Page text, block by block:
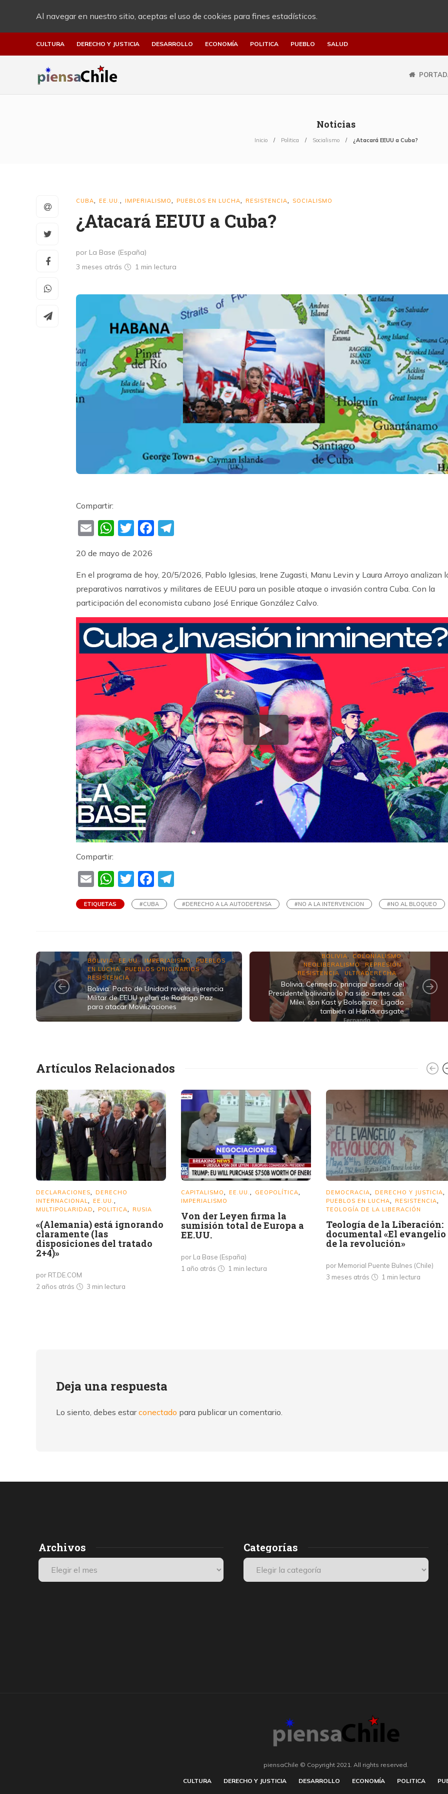
Al navegar en nuestro sitio, aceptas el uso de cookies para fines estadísticos.
CULTURA DERECHO Y JUSTICIA DESARROLLO ECONOMÍA POLITICA PUEBLO SALUD
Noticias
Inicio Politica Socialismo ¿Atacará EEUU a Cuba?
CUBA EE.UU. IMPERIALISMO PUEBLOS EN LUCHA RESISTENCIA SOCIALISMO
¿Atacará EEUU a Cuba?
por La Base (España)
3 meses atrás
1 min lectura
Compartir:
EmailWhatsApp
TwitterFacebook
20 de mayo de 2026
En el programa de hoy, 20/5/2026, Pablo Iglesias, Irene Zugasti, Manu Levin y Laura Arroyo analizan
preparativos narrativos y militares de EEUU para un posible ataque o invasión contra Cuba. Con la
participación del economista cubano José Enrique González Calvo.
Compartir:
EmailWhatsApp
TwitterFacebook
ETIQUETAS #CUBA #DERECHO A LA AUTODEFENSA #NO A LA INTERVENCION #NO AL BLOQUEO
BOLIVIA,EE.UU., IMPERIALISMO,PUEBLOS
EN LUCHA,PUEBLOS ORIGINARIOS,
RESISTENCIA...
Bolivia: Pacto de Unidad revela injerencia
Militar de EEUU y plan de Rodrigo Paz
para atacar Movilizaciones
BOLIVIA, COLONIALISMO,
NEOLIBERALISMO,REPRESIÓN,
RESISTENCIA, ULTRADERECHA...
Bolivia: Cerimedo, principal asesor del
Presidente boliviano lo ha sido antes con
Milei, con Kast y Bolsonaro. Ligado
también al Hondurasgate
Artículos Relacionados
DECLARACIONES
DERECHO
INTERNACIONAL
EE.UU.
MULTIPOLARIDAD POLITICA RUSIA
«(Alemania) está ignorando
claramente (las
disposiciones del tratado
2+4)»
por RT.DE.COM
2 años atrás
3 min lectura
CAPITALISMO EE.UU. GEOPOLÍTICA
IMPERIALISMO
Von der Leyen firma la
sumisión total de Europa a
EE.UU.
por La Base (España)
1 año atrás
1 min lectura
DEMOCRACIA DERECHO Y JUSTICIA
PUEBLOS EN LUCHA RESISTENCIA
TEOLOGÍA DE LA LIBERACIÓN
Teología de la Liberación:
documental «El evangelio
de la revolución»
por Memorial Puente Bulnes (Chile)
3 meses atrás
1 min lectura
Deja una respuesta
Lo siento, debes estarconectado para publicar un comentario.
Archivos Categorías
piensaChile © Copyright 2021. All rights reserved.
CULTURA DERECHO Y JUSTICIA DESARROLLO ECONOMÍA POLITICA